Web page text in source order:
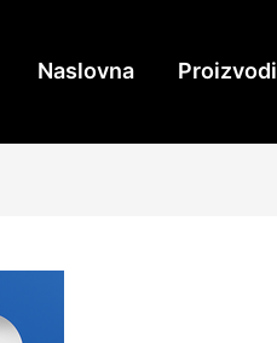
Naslovna Proizvodi